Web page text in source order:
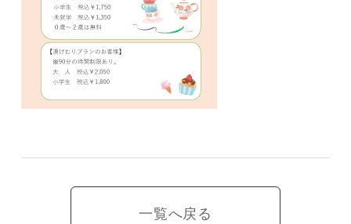
一覧へ戻る